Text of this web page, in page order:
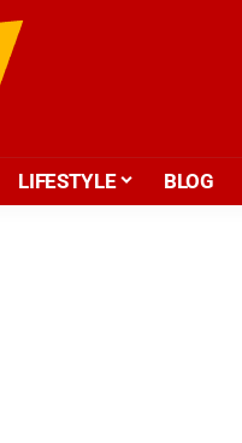
LIFESTYLE BLOG